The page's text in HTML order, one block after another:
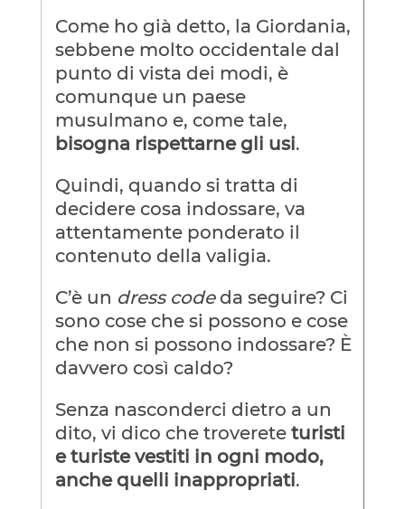
Come ho già detto, la Giordania,
sebbene molto occidentale dal
punto di vista dei modi, è
comunque un paese
musulmano e, come tale,
bisogna rispettarne gli usi.
Quindi, quando si tratta di
decidere cosa indossare, va
attentamente ponderato il
contenuto della valigia.
C’è un dress codeda seguire? Ci
sono cose che si possono e cose
che non si possono indossare? È
davvero così caldo?
Senza nasconderci dietro a un
dito, vi dico che trovereteturisti
e turiste vestiti in ogni modo,
anche quelli inappropriati.